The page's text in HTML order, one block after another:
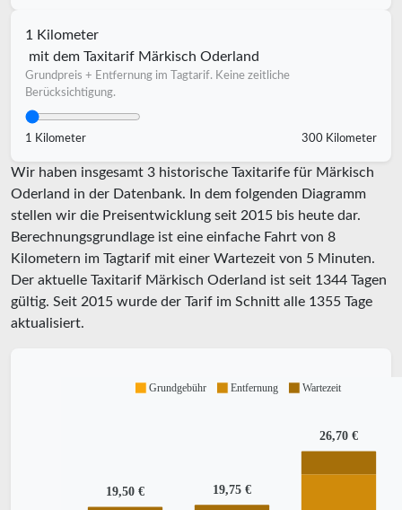
1 Kilometer
mit dem Taxitarif Märkisch Oderland
Grundpreis + Entfernung im Tagtarif. Keine zeitliche
Berücksichtigung.
1 Kilometer 300 Kilometer
Wir haben insgesamt 3 historische Taxitarife für Märkisch
Oderland in der Datenbank. In dem folgenden Diagramm
stellen wir die Preisentwicklung seit 2015 bis heute dar.
Berechnungsgrundlage ist eine einfache Fahrt von 8
Kilometern im Tagtarif mit einer Wartezeit von 5 Minuten.
Der aktuelle Taxitarif Märkisch Oderland ist seit 1344 Tagen
gültig. Seit 2015 wurde der Tarif im Schnitt alle 1355 Tage
aktualisiert.
19,50 € 19,75 €
26,70 €
Grundgebühr Entfernung Wartezeit